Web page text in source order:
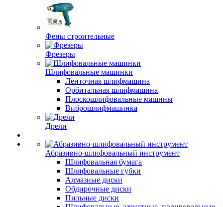
Фены строительные
Фрезеры
Шлифовальные машинки
Ленточная шлифмашина
Орбитальная шлифмашина
Плоскошлифовальные машины
Виброшлифмашинка
Дрели
Абразивно-шлифовальный инструмент
Шлифовальная бумага
Шлифовальные губки
Алмазные диски
Обдирочные диски
Пильные диски